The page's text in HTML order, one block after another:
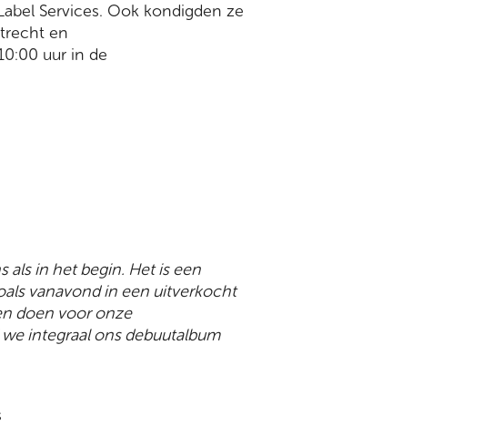
Services. Ook kondigden ze
en
uur in de
als in het begin. Het is een
vanavond in een uitverkocht
doen voor onze
integraal ons debuutalbum